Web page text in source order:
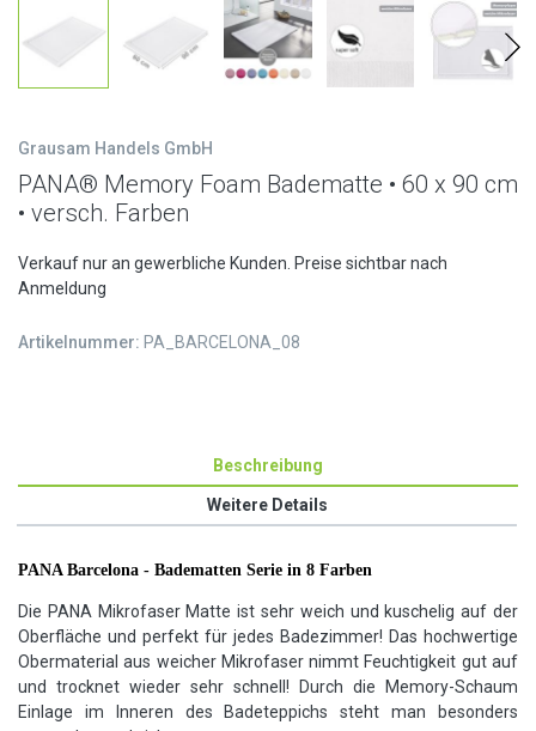
Grausam Handels GmbH
PANA® Memory Foam Badematte • 60 x 90 cm
• versch. Farben
Verkauf nur an gewerbliche Kunden. Preise sichtbar nach
Anmeldung
Artikelnummer: PA_BARCELONA_08
Beschreibung
Weitere Details
PANA Barcelona - Badematten Serie in 8 Farben
Die PANA Mikrofaser Matte ist sehr weich und kuschelig auf der
Oberfläche und perfekt für jedes Badezimmer! Das hochwertige
Obermaterial aus weicher Mikrofaser nimmt Feuchtigkeit gut auf
und trocknet wieder sehr schnell! Durch die Memory-Schaum
Einlage im Inneren des Badeteppichs steht man besonders